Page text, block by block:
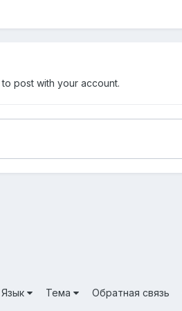
to post with your account.
Язык Тема Обратная связь